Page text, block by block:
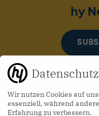
hy
Wir nutzen Cookies auf
essenziell, während
Erfahrung zu verbessern.